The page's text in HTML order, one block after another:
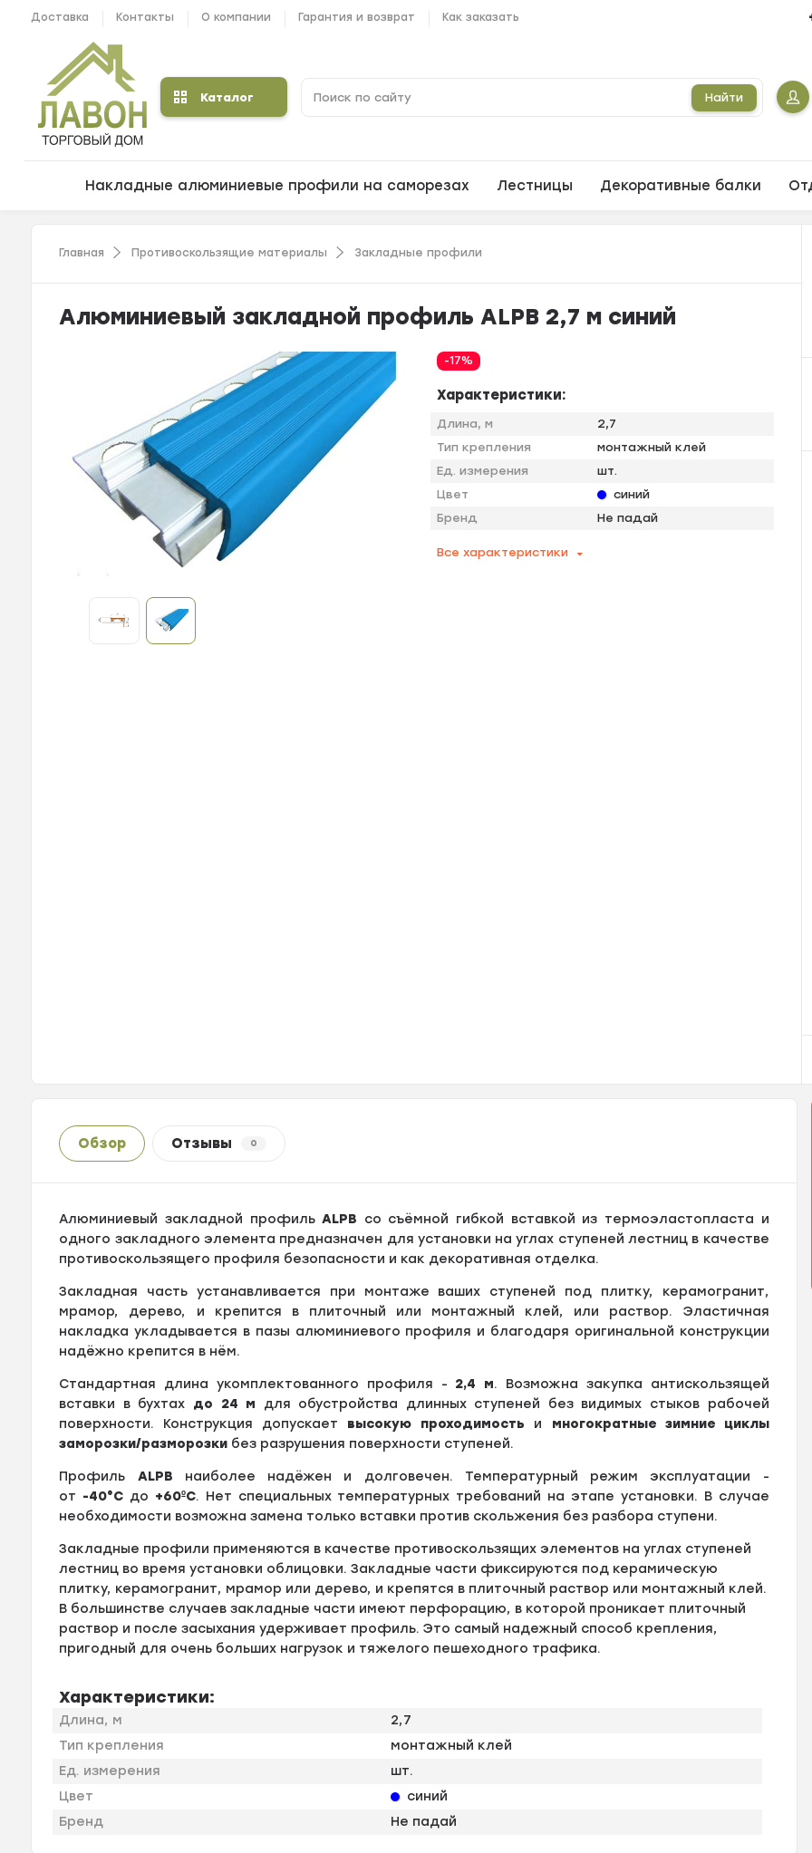
Доставка Контакты О компании Гарантия и возврат Как заказать
Каталог Найти
Накладные алюминиевые профили на саморезах Лестницы Декоративные балки
Главная Противоскользящие материалы Закладные профили
Алюминиевый закладной профиль ALPB 2,7 м синий
-17%
Характеристики:
Длина, м
2,7
Тип крепления
монтажный клей
Ед. измерения
шт.
Цвет
синий
Бренд
Не падай
Все характеристики
Обзор Отзывы 0
Алюминиевый закладной профильALPB со съёмной гибкой вставкой из термоэластопласта и
одного закладного элемента предназначен для установки на углах ступеней лестниц в качестве
противоскользящего профиля безопасности и как декоративная отделка.
Закладная часть устанавливается при монтаже ваших ступеней под плитку, керамогранит,
мрамор, дерево, и крепится в плиточный или монтажный клей, или раствор. Эластичная
накладка укладывается в пазы алюминиевого профиля и благодаря оригинальной конструкции
надёжно крепится в нём.
Стандартная длина укомплектованного профиля - 2,4 м. Возможна закупка антискользящей
вставки в бухтах до 24 м для обустройства длинных ступеней без видимых стыков рабочей
поверхности. Конструкция допускает высокую проходимость и многократные зимние циклы
заморозки/разморозки без разрушения поверхности ступеней.
Профиль ALPB наиболее надёжен и долговечен. Температурный режим эксплуатации -
от -40°С до +60ºС. Нет специальных температурных требований на этапе установки. В случае
необходимости возможна замена только вставки против скольжения без разбора ступени.
Закладные профили применяются в качестве противоскользящих элементов на углах ступеней
лестниц во время установки облицовки. Закладные части фиксируются под керамическую
плитку, керамогранит, мрамор или дерево, и крепятся в плиточный раствор или монтажный клей.
В большинстве случаев закладные части имеют перфорацию, в которой проникает плиточный
раствор и после засыхания удерживает профиль. Это самый надежный способ крепления,
пригодный для очень больших нагрузок и тяжелого пешеходного трафика.
Характеристики:
Длина, м
2,7
Тип крепления
монтажный клей
Ед. измерения
шт.
Цвет
синий
Бренд
Не падай